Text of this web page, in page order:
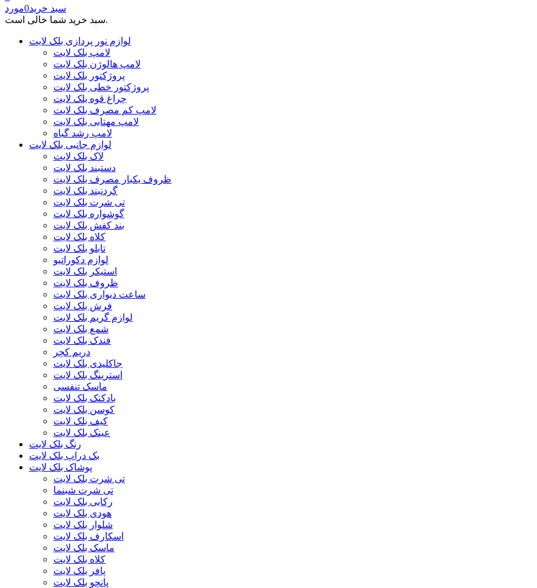
سبد خرید0مورد
سبد خرید شما خالی است.
لوازم نور پردازی بلک لایت
لامپ بلک لایت
لامپ هالوژن بلک لایت
پروژکتور بلک لایت
پروژکتور خطی بلک لایت
چراغ قوه بلک لایت
لامپ کم مصرف بلک لایت
لامپ مهتابی بلک لایت
لامپ رشد گیاه
لوازم جانبی بلک لایت
لاک بلک لایت
دستبند بلک لایت
ظروف یکبار مصرف بلک لایت
گردنبند بلک لایت
تی شرت بلک لایت
گوشواره بلک لایت
بند کفش بلک لایت
کلاه بلک لایت
تابلو بلک لایت
لوازم دکوراتیو
استیکر بلک لایت
ظروف بلک لایت
ساعت دیواری بلک لایت
فرش بلک لایت
لوازم گریم بلک لایت
شمع بلک لایت
فندک بلک لایت
دریم کچر
جاکلیدی بلک لایت
استرینگ بلک لایت
ماسک تنفسی
بادکنک بلک لایت
کوسن بلک لایت
کیف بلک لایت
عینک بلک لایت
رنگ بلک لایت
بک دراپ بلک لایت
پوشاک بلک لایت
تی شرت بلک لایت
تی شرت شبنما
رکابی بلک لایت
هودی بلک لایت
شلوار بلک لایت
اسکارف بلک لایت
ماسک بلک لایت
کلاه بلک لایت
پافر بلک لایت
پانچو بلک لایت